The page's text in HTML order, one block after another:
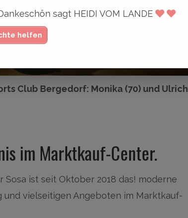
Club Bergedorf: Monika (70) und Ulrich
im Marktkauf-Center.
ist seit Oktober 2018 das! moderne
vielseitigen Angeboten im Marktkauf-
sagt HEIDI VOM LANDE
helfen